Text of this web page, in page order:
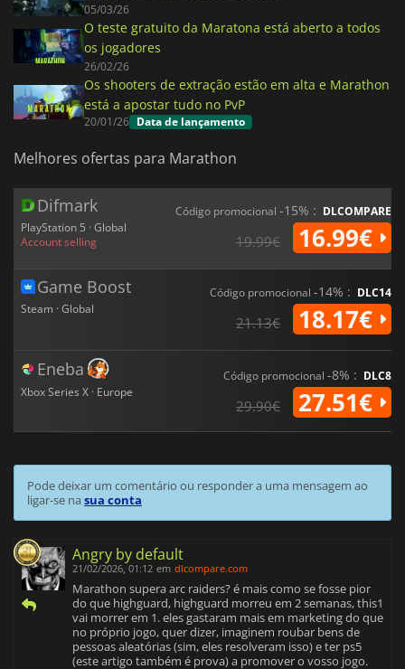
05/03/26
O teste gratuito da Maratona está aberto a todos
os jogadores
26/02/26
Os shooters de extração estão em alta e Marathon
está a apostar tudo no PvP
20/01/26 Data de lançamento
Melhores ofertas para Marathon
Difmark
PlayStation 5 · Global
Account selling
Código promocional -15% : DLCOMPARE
19.99€ 16.99€
Game Boost
Steam · Global
Código promocional -14% : DLC14
21.13€ 18.17€
Eneba
Xbox Series X · Europe
Código promocional -8% : DLC8
29.90€ 27.51€
Pode deixar um comentário ou responder a uma mensagem ao
ligar-se nasua conta
Angry by default
21/02/2026, 01:12 em dlcompare.com
Marathon supera arc raiders? é mais como se fosse pior
do que highguard, highguard morreu em 2 semanas, this1
vai morrer em 1. eles gastaram mais em marketing do que
no próprio jogo, quer dizer, imaginem roubar bens de
pessoas aleatórias (sim, eles resolveram isso) e ter ps5
(este artigo também é prova) a promover o vosso jogo.